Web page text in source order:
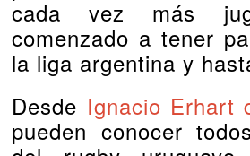
cada vez más
comenzado a tener
la liga argentina y
Desde Ignacio Erhart
pueden conocer